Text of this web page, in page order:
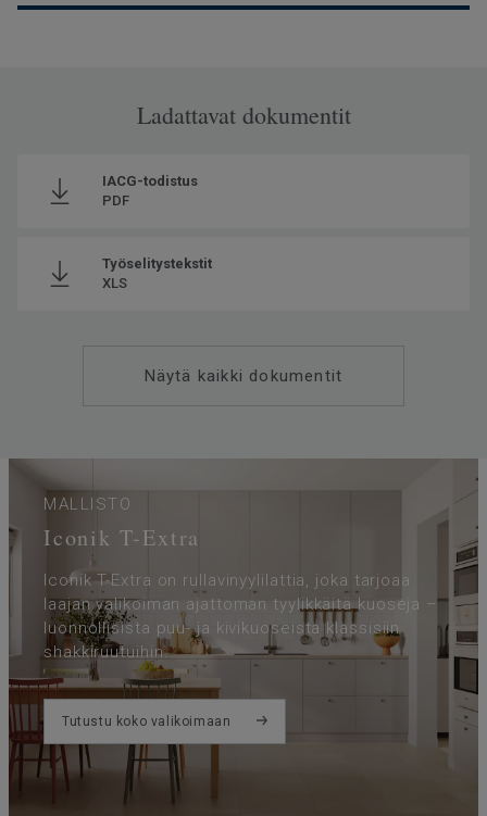
∆Lw
Ladattavat dokumentit
IACG-todistus
PDF
Työselitystekstit
XLS
Näytä kaikki dokumentit
MALLISTO
Iconik T-Extra
Iconik T-Extra on rullavinyylilattia, joka tarjoaa
laajan valikoiman ajattoman tyylikkäitä kuoseja –
luonnollisista puu- ja kivikuoseista klassisiin
shakkiruutuihin.
Tutustu koko valikoimaan